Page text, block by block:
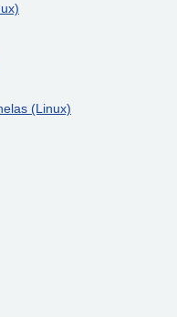
(Linux)